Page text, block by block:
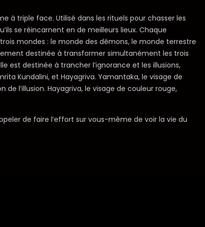
à triple face. Utilisé dans les rituels pour chasser les
se réincarnent en de meilleurs lieux. Chaque
mondes : le monde des démons, le monde terrestre
destinée à transformer simultanément les trois
est destinée à trancher l’ignorance et les illusions,
Kundalini, et Hayagriva. Yamantaka, le visage de
l’illusion. Hayagriva, le visage de couleur rouge,
de faire l’effort sur vous-même de voir la vie du